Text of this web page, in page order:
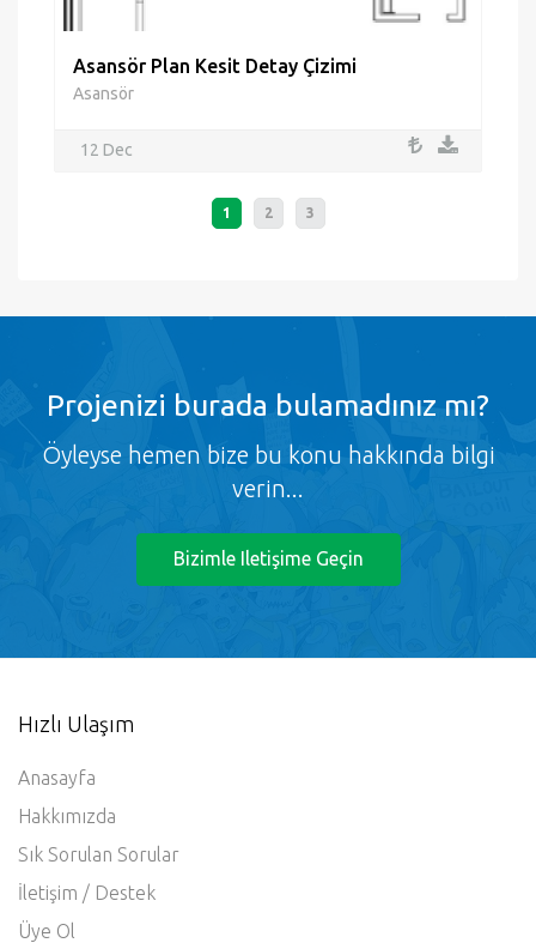
Asansör Plan Kesit Detay Çizimi
Asansör
12 Dec
1 2 3
Projenizi burada bulamadınız mı?
Öyleyse hemen bize bu konu hakkında bilgi
verin...
Bizimle Iletişime Geçin
Hızlı Ulaşım
Anasayfa
Hakkımızda
Sık Sorulan Sorular
İletişim / Destek
Üye Ol